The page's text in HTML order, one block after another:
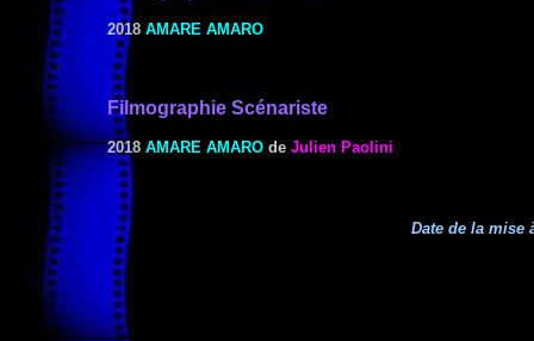
2018 AMARE AMARO
Filmographie Scénariste
2018 AMARE AMARO de Julien Paolini
Date de la